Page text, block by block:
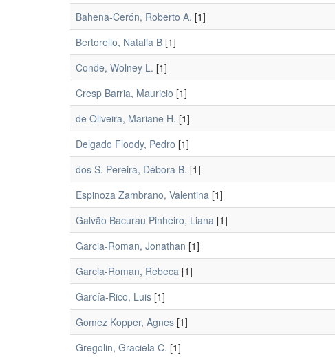
Bahena-Cerón, Roberto A. [1]
Bertorello, Natalia B [1]
Conde, Wolney L. [1]
Cresp Barria, Mauricio [1]
de Oliveira, Mariane H. [1]
Delgado Floody, Pedro [1]
dos S. Pereira, Débora B. [1]
Espinoza Zambrano, Valentina [1]
Galvão Bacurau Pinheiro, Liana [1]
Garcia-Roman, Jonathan [1]
Garcia-Roman, Rebeca [1]
García-Rico, Luis [1]
Gomez Kopper, Agnes [1]
Gregolin, Graciela C. [1]